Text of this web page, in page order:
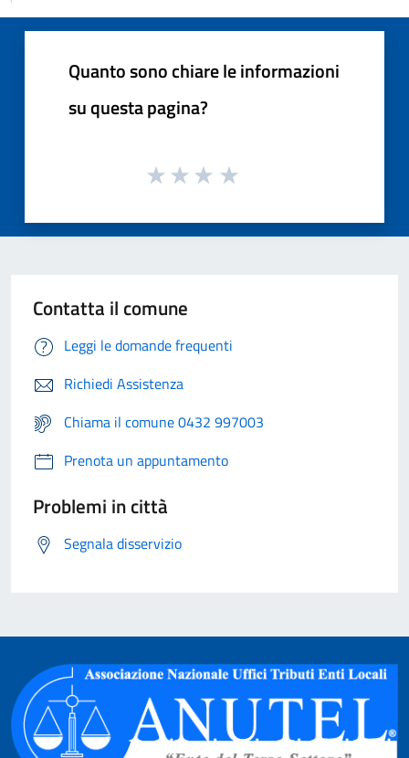
Quanto sono chiare le informazioni
su questa pagina?
Contatta il comune
Leggi le domande frequenti
Richiedi Assistenza
Chiama il comune 0432 997003
Prenota un appuntamento
Problemi in città
Segnala disservizio